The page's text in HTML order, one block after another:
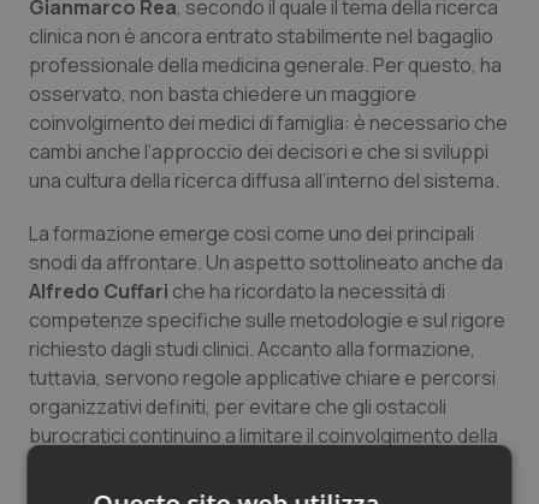
Gianmarco Rea, secondo il quale il tema della ricerca
clinica non è ancora entrato stabilmente nel bagaglio
professionale della medicina generale. Per questo, ha
osservato, non basta chiedere un maggiore
coinvolgimento dei medici di famiglia: è necessario che
cambi anche l’approccio dei decisori e che si sviluppi
una cultura della ricerca diffusa all’interno del sistema.
La formazione emerge così come uno dei principali
snodi da affrontare. Un aspetto sottolineato anche da
Alfredo Cuffari che ha ricordato la necessità di
competenze specifiche sulle metodologie e sul rigore
richiesto dagli studi clinici. Accanto alla formazione,
tuttavia, servono regole applicative chiare e percorsi
organizzativi definiti, per evitare che gli ostacoli
burocratici continuino a limitare il coinvolgimento della